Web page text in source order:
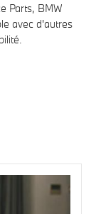
Parts, BMW
avec d'autres